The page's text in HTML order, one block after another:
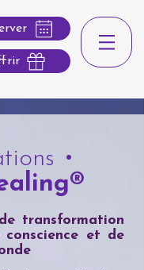
•
transformation
conscience et de